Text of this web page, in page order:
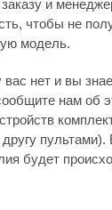
и
чтобы не
модель.
вас нет и вы
нам об
пультами).
будет